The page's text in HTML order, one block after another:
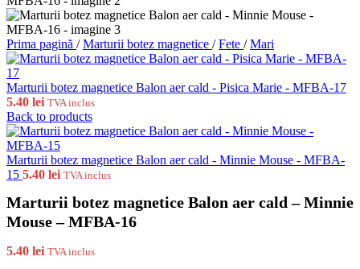
Prima pagină / Marturii botez magnetice / Fete / Mari
Marturii botez magnetice Balon aer cald - Pisica Marie - MFBA-17
5.40 lei TVA inclus
Back to products
Marturii botez magnetice Balon aer cald - Minnie Mouse - MFBA-
15 5.40 lei TVA inclus
Marturii botez magnetice Balon aer cald – Minnie
Mouse – MFBA-16
5.40 lei TVA inclus